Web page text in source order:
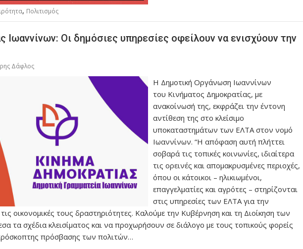
, Πολιτισμός
Ιωαννίνων: Οι δημόσιες υπηρεσίες οφείλουν να ενισχύουν την
Δάφλος
Η Δημοτική Οργάνωση Ιωαννίνων
του Κινήματος Δημοκρατίας, με
ανακοίνωσή της, εκφράζει την έντονη
αντίθεση της στο κλείσιμο
υποκαταστημάτων των ΕΛΤΑ στον νομό
Ιωαννίνων. “Η απόφαση αυτή πλήττει
σοβαρά τις τοπικές κοινωνίες, ιδιαίτερα
τις ορεινές και απομακρυσμένες περιοχές,
όπου οι κάτοικοι – ηλικιωμένοι,
επαγγελματίες και αγρότες – στηρίζονται
στις υπηρεσίες των ΕΛΤΑ για την
οικονομικές τους δραστηριότητες. Καλούμε την Κυβέρνηση και τη Διοίκηση των
τα σχέδια κλεισίματος και να προχωρήσουν σε διάλογο με τους τοπικούς φορείς
πρόσβασης των πολιτών…